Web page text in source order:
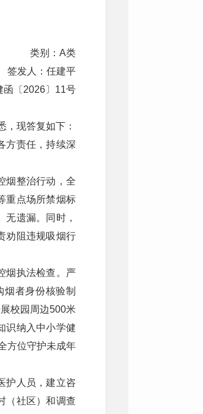
类别：A类
签发人：任建平
函〔2026〕11号
，现答复如下：
方责任，持续深
烟整治行动，全
重点场所禁烟标
遗漏。同时，
劝阻违规吸烟行
烟执法检查。严
者身份核验制
校园周边500米
识纳入中小学健
方位守护未成年
护人员，建立咨
（社区）和调查